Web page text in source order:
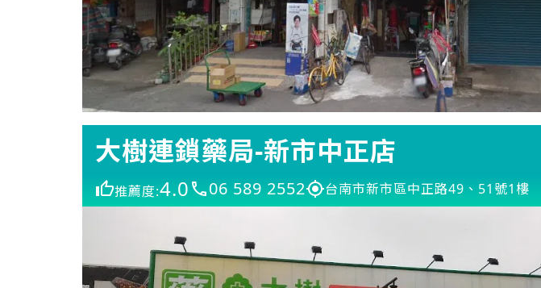
大樹連鎖藥局-新市中正店
推薦度:4.0 06 589 2552 台南市新市區中正路49、51號1樓